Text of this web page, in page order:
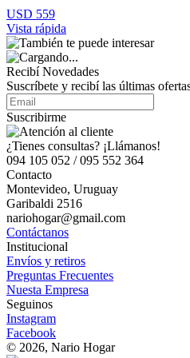
USD 559
Vista rápida
Recibí Novedades
Suscríbete y recibí las últimas
Suscribirme
¿Tienes consultas? ¡Llámanos!
094 105 052 / 095 552 364
Contacto
Montevideo, Uruguay
Garibaldi 2516
nariohogar@gmail.com
Contáctanos
Institucional
Envíos y retiros
Preguntas Frecuentes
Nuesta Empresa
Seguinos
Instagram
Facebook
© 2026, Nario Hogar